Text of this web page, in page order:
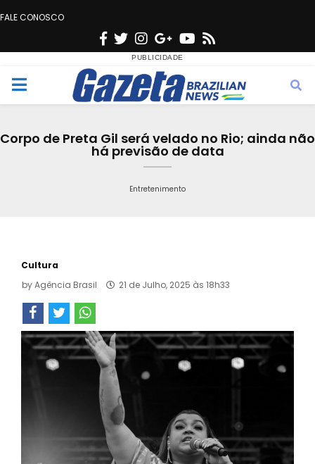
FALE CONOSCO
F
c
e
o
o
T
w
i
t
e
n
s
t
g
r
a
G
o
o
g
e
Y
u
t
b
s
M
Corpo de Preta Gil será velado no Rio; ainda não
há previsão de data
Entretenimento
Cultura
byAgência Brasil 21 de Julho, 2025 às 18h33